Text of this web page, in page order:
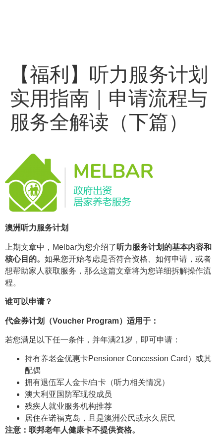
【福利】听力服务计划
实用指南｜申请流程与
服务全解读（下篇）
澳洲听力服务计划
上期文章中，Melbar为您介绍了 听力服务计划的基本内容和
核心目的。 如果您开始考虑是否符合资格、如何申请，或者
想帮助家人获取服务，那么这篇文章将为您详细拆解操作流
程。
谁可以申请？
代金券计划（Voucher Program）适用于：
若您满足以下任一条件，并年满21岁，即可申请：
持有养老金优惠卡Pensioner Concession Card）或其
配偶
拥有退伍军人金卡/白卡（听力相关情况）
澳大利亚国防军现役成员
残疾人就业服务机构推荐
居住在诺福克岛，且是澳洲公民或永久居民
注意：联邦老年人健康卡不提供资格。